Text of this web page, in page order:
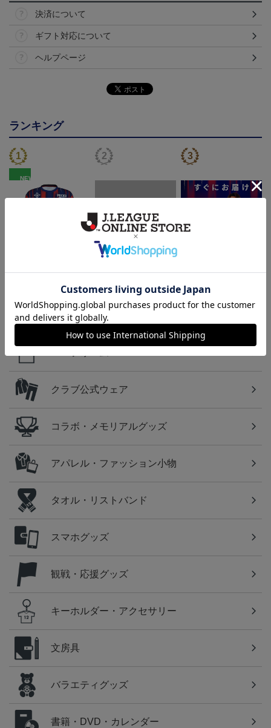
決済について
ギフト対応について
ヘルプページ
ランキング
NEW
2026/27 1st レプリカユニ
国際親善試合 FC東京
ト プリントタオルマフ
【すぐにお届け】No.10
t レプリカユニフォーム
カテゴリから探す
クラブ公式ウェア
コラボ・メモリアルグッズ
アパレル・ファッション小物
タオル・リストバンド
スマホグッズ
観戦・応援グッズ
キーホルダー・アクセサリー
文房具
バラエティグッズ
書籍・DVD・カレンダー